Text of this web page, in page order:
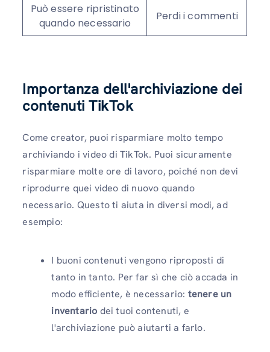
Può essere ripristinato
quando necessario
Perdi i commenti
Importanza dell'archiviazione dei
contenuti TikTok
Come creator, puoi risparmiare molto tempo
archiviando i video di TikTok. Puoi sicuramente
risparmiare molte ore di lavoro, poiché non devi
riprodurre quei video di nuovo quando
necessario. Questo ti aiuta in diversi modi, ad
esempio:
I buoni contenuti vengono riproposti di
tanto in tanto. Per far sì che ciò accada in
modo efficiente, è necessario: tenere un
inventario dei tuoi contenuti, e
l'archiviazione può aiutarti a farlo.